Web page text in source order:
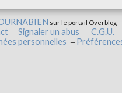
sur le portail Overblog
Signaler un abus
C.G.U.
personnelles